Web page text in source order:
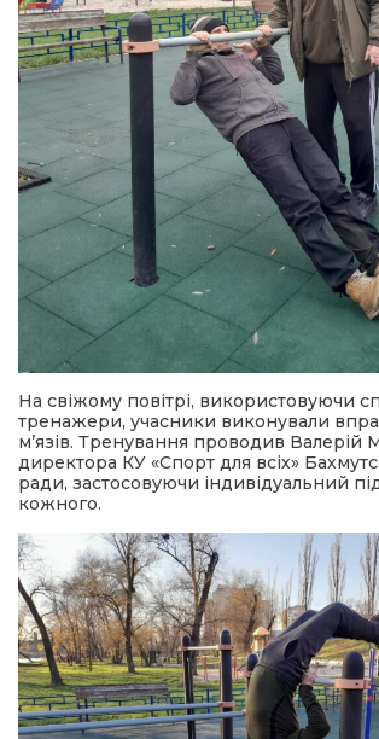
На свіжому повітрі, використовуючи
тренажери, учасники виконували
м’язів. Тренування проводив Валерій
директора КУ «Спорт для всіх»
ради, застосовуючи індивідуальний
кожного.